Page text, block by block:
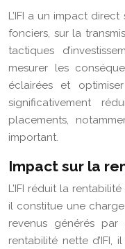
L’IFI a un impact
fonciers, sur la
tactiques
mesurer les
éclairées et
significativement
placements,
important.
Impact sur la
L’IFI réduit la
il constitue une
revenus générés
rentabilité nette d’IFI,